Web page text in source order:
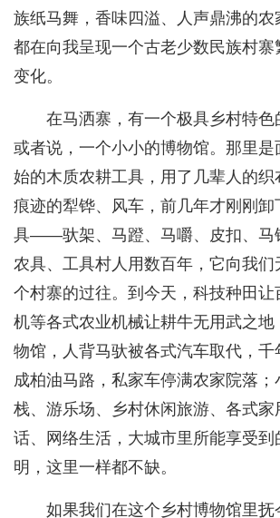
族纸马舞，香味四溢、人声鼎沸的农
都在向我呈现一个古老少数民族村寨
变化。
在马洒寨，有一个极具乡村特色
或者说，一个小小的博物馆。那里是
始的木质农耕工具，用了几辈人的织
痕迹的犁铧、风车，前几年才刚刚卸
具——驮架、马蹬、马嚼、皮扣、马
农具、工具村人用数百年，它向我们
个村寨的过往。到今天，科技种田
机等各式农业机械让耕牛无用武之
物馆，人背马驮被各式汽车取代，千
成柏油马路，私家车停满农家院落；
栈、游乐场、乡村休闲旅游、各式
话、网络生活，大城市里所能享受到
明，这里一样都不缺。
如果我们在这个乡村博物馆里抚